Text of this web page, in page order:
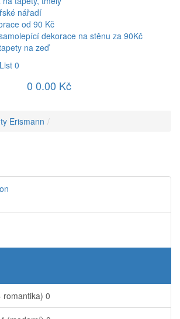
nářadí
od 90 Kč
dekorace na stěnu za 90Kč
na zeď
0
0 0.00 Kč
Erismann
0